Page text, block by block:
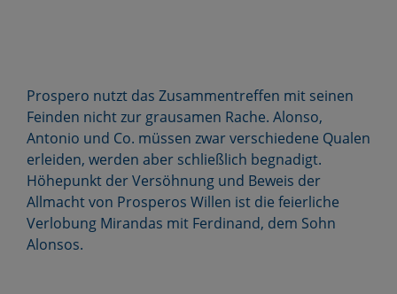
Prospero nutzt das Zusammentreffen mit seinen
Feinden nicht zur grausamen Rache. Alonso,
Antonio und Co. müssen zwar verschiedene Qualen
erleiden, werden aber schließlich begnadigt.
Höhepunkt der Versöhnung und Beweis der
Allmacht von Prosperos Willen ist die feierliche
Verlobung Mirandas mit Ferdinand, dem Sohn
Alonsos.